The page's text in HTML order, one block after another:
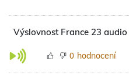
Výslovnost France 23
0 hodnocení